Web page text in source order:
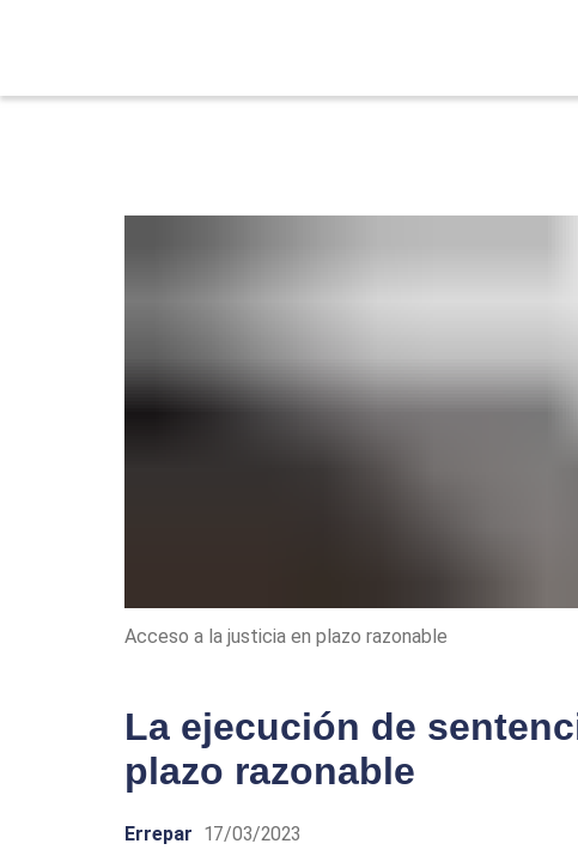
Acceso a la justicia en plazo razonable
La ejecución de
plazo razonable
Errepar 17/03/2023